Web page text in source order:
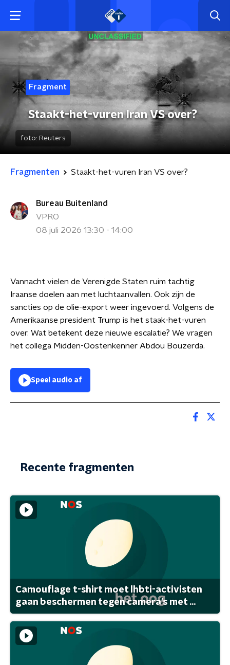
Fragment
Staakt-het-vuren Iran VS over?
foto: Reuters
Fragmenten Staakt-het-vuren Iran VS over?
Bureau Buitenland
VPRO
08 juli 2026 13:30 - 14:00
Vannacht vielen de Verenigde Staten ruim tachtig
Iraanse doelen aan met luchtaanvallen. Ook zijn de
sancties op de olie-export weer ingevoerd. Volgens de
Amerikaanse president Trump is het staak-het-vuren
over. Wat betekent deze nieuwe escalatie? We vragen
het collega Midden-Oostenkenner Abdou Bouzerda.
Speel audio af
Recente fragmenten
Camouflage t-shirt moet lhbti-activisten
gaan beschermen tegen camera's met ...